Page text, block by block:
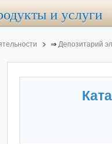
и услуги
⇒ Депозитарий